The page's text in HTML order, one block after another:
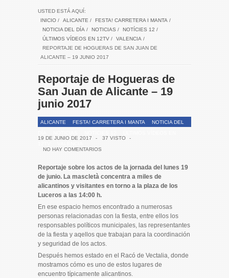
USTED ESTÁ AQUÍ:
INICIO / ALICANTE / FESTA! CARRETERA I MANTA /
NOTICIA DEL DÍA / NOTICIAS / NOTÍCIES 12 /
ÚLTIMOS VÍDEOS EN 12TV / VALENCIA /
REPORTAJE DE HOGUERAS DE SAN JUAN DE
ALICANTE – 19 JUNIO 2017
Reportaje de Hogueras de
San Juan de Alicante – 19
junio 2017
ALICANTE FESTA! CARRETERA I MANTA
NOTICIA DEL
19 DE JUNIO DE 2017 - 37 VISTO
-
NO HAY COMENTARIOS
Reportaje sobre los actos de la jornada del lunes 19
de junio. La mascletà concentra a miles de
alicantinos y visitantes en torno a la plaza de los
Luceros a las 14:00 h.
En ese espacio hemos encontrado a numerosas
personas relacionadas con la fiesta, entre ellos los
responsables políticos municipales, las representantes
de la fiesta y aqellos que trabajan para la coordinación
y seguridad de los actos.
Después hemos estado en el Racó de Vectalia, donde
mostramos cómo es uno de estos lugares de
encuentro típicamente alicantinos.